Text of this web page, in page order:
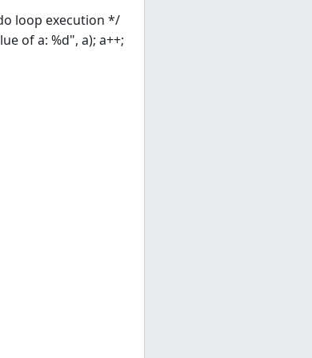
loop execution */
of a: %d", a); a++;